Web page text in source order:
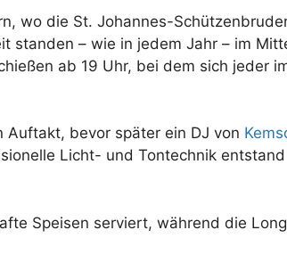
wo die St. Johannes-
standen – wie in jedem Jahr – im
ab 19 Uhr, bei dem sich jeder
Auftakt, bevor später ein DJ von
Licht- und Tontechnik
Speisen serviert, während die